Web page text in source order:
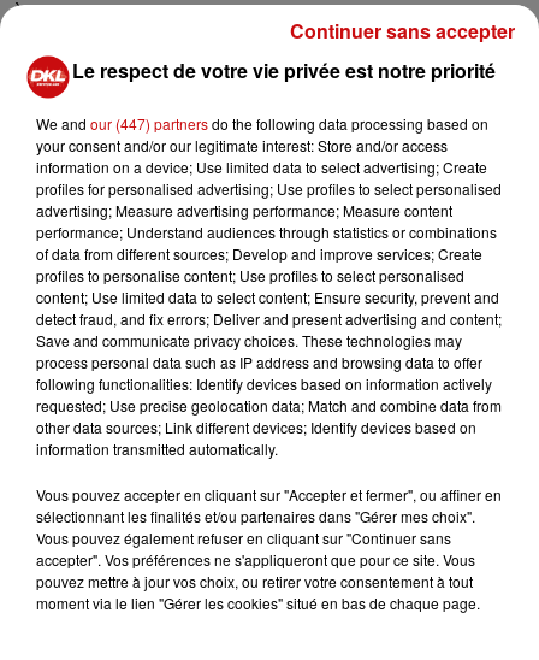
À partir du 1er septembre 2024, deux nouvelles zones
de stationnement payant seront mises en place à
Strasbourg, couvrant une partie de l'Orangerie et de l'île
Saint-Hélène. Le tarif sera d'1 € pour la première heure,
montant jusqu'à 35 € pour cinq heures. Cette mesure
vise à encourager les stationnements de courte durée
sur voirie, incitant les automobilistes à utiliser les
parkings relais pour les durées plus longues. L'objectif
est de réduire les stationnements abusifs et de mieux
partager l'espace public, tout en favorisant le
développement de pistes cyclables. Les résidents
bénéficieront de douze jours de gratuité par an pour
leurs invités. Ce déploiement clôturera l'extension du
stationnement payant dans la ville pour ce mandat.
LES AUTRES ACTUALITÉS
Le respect de votre vie privée est notre priorité
We and our (447) partnersdo the following data processing based on
your consent and/or our legitimate interest: Store and/or access
information on a device; Use limited data to select advertising; Create
profiles for personalised advertising; Use profiles to select personalised
advertising; Measure advertising performance; Measure content
performance; Understand audiences through statistics or combinations
of data from different sources; Develop and improve services; Create
profiles to personalise content; Use profiles to select personalised
content; Use limited data to select content; Ensure security, prevent and
detect fraud, and fix errors; Deliver and present advertising and content;
Save and communicate privacy choices. These technologies may
process personal data such as IP address and browsing data to offer
following functionalities: Identify devices based on information actively
requested; Use precise geolocation data; Match and combine data from
other data sources; Link different devices; Identify devices based on
information transmitted automatically.
Vous pouvez accepter en cliquant sur "Accepter et fermer", ou affiner en
sélectionnant les finalités et/ou partenaires dans "Gérer mes choix".
Vous pouvez également refuser en cliquant sur "Continuer sans
accepter". Vos préférences ne s'appliqueront que pour ce site. Vous
pouvez mettre à jour vos choix, ou retirer votre consentement à tout
moment via le lien "Gérer les cookies" situé en bas de chaque page.
Continuer sans accepter